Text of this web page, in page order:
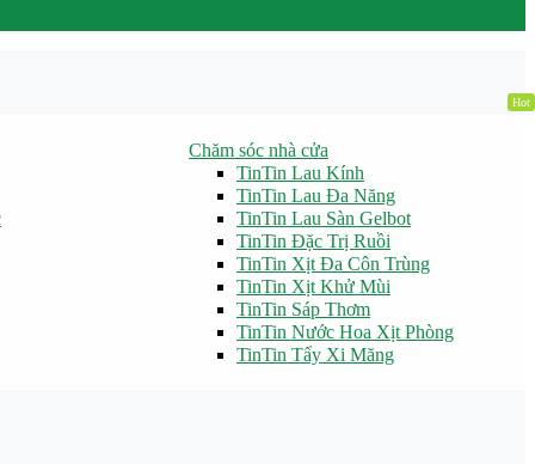
Hot
Chăm sóc nhà cửa
TinTin Lau Kính
TinTin Lau Đa Năng
TinTin Lau Sàn Gelbot
TinTin Đặc Trị Ruồi
TinTin Xịt Đa Côn Trùng
TinTin Xịt Khử Mùi
TinTin Sáp Thơm
TinTin Nước Hoa Xịt Phòng
TinTin Tẩy Xi Măng